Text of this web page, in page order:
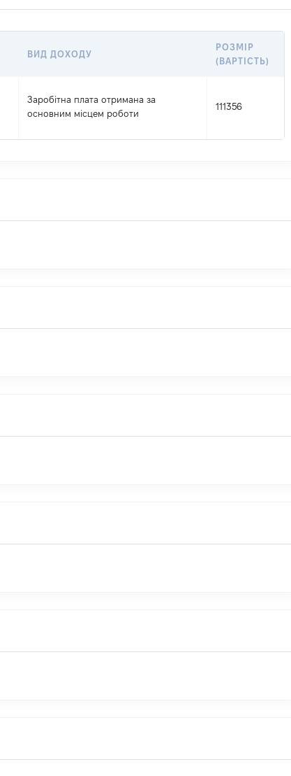
ВИД ДОХОДУ
РОЗМІР
(ВАРТІСТЬ)
Заробітна плата отримана за
основним місцем роботи
111356